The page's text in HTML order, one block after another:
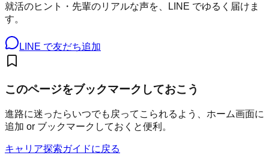
就活のヒント・先輩のリアルな声を、LINE でゆるく届けま
す。
LINE で友だち追加
このページをブックマークしておこう
進路に迷ったらいつでも戻ってこられるよう、ホーム画面に
追加 or ブックマークしておくと便利。
キャリア探索ガイドに戻る